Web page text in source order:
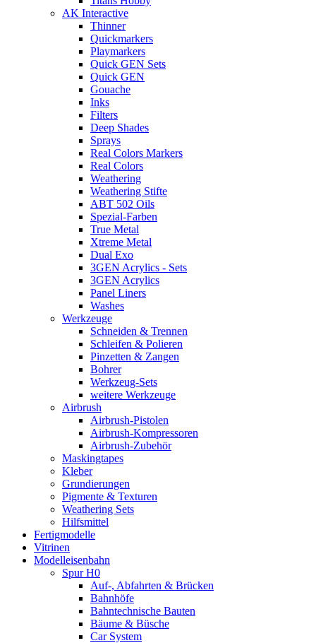
AK Interactive
Thinner
Quickmarkers
Playmarkers
Quick GEN Sets
Quick GEN
Gouache
Inks
Filters
Deep Shades
Sprays
Real Colors Markers
Real Colors
Weathering
Weathering Stifte
ABT 502 Oils
Spezial-Farben
True Metal
Xtreme Metal
Dual Exo
3GEN Acrylics - Sets
3GEN Acrylics
Panel Liners
Washes
Werkzeuge
Schneiden & Trennen
Schleifen & Polieren
Pinzetten & Zangen
Bohrer
Werkzeug-Sets
weitere Werkzeuge
Airbrush
Airbrush-Pistolen
Airbrush-Kompressoren
Airbrush-Zubehör
Maskingtapes
Kleber
Grundierungen
Pigmente & Texturen
Weathering Sets
Hilfsmittel
Fertigmodelle
Vitrinen
Modelleisenbahn
Spur H0
Auf-, Abfahrten & Brücken
Bahnhöfe
Bahntechnische Bauten
Bäume & Büsche
Car System